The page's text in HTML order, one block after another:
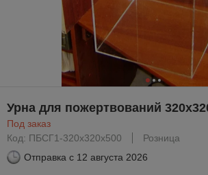
Урна для пожертвований
Под заказ
Код: ПБСГ1-320х320х500
Розница
Отправка с 12 августа 2026